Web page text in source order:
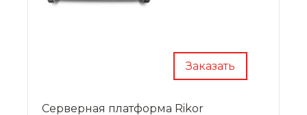
Заказать
Cерверная платформа Rikor